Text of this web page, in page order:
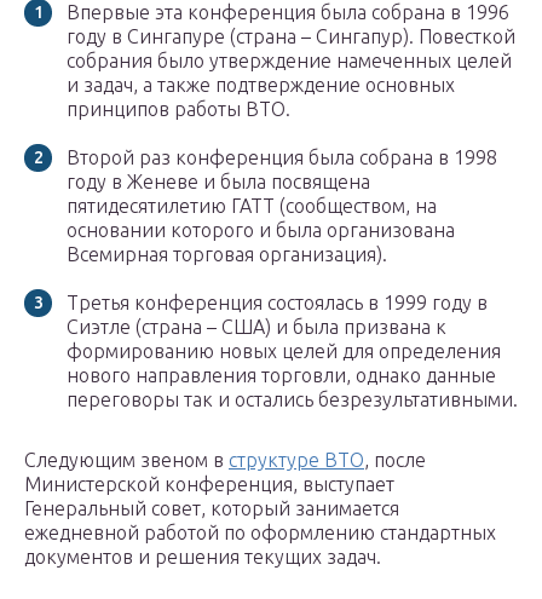
Впервые эта конференция была собрана в 1996
году в Сингапуре (страна – Сингапур). Повесткой
собрания было утверждение намеченных целей
и задач, а также подтверждение основных
принципов работы ВТО.
Второй раз конференция была собрана в 1998
году в Женеве и была посвящена
пятидесятилетию ГАТТ (сообществом, на
основании которого и была организована
Всемирная торговая организация).
Третья конференция состоялась в 1999 году в
Сиэтле (страна – США) и была призвана к
формированию новых целей для определения
нового направления торговли, однако данные
переговоры так и остались безрезультативными.
Следующим звеном в структуре ВТО, после
Министерской конференция, выступает
Генеральный совет, который занимается
ежедневной работой по оформлению стандартных
документов и решения текущих задач.